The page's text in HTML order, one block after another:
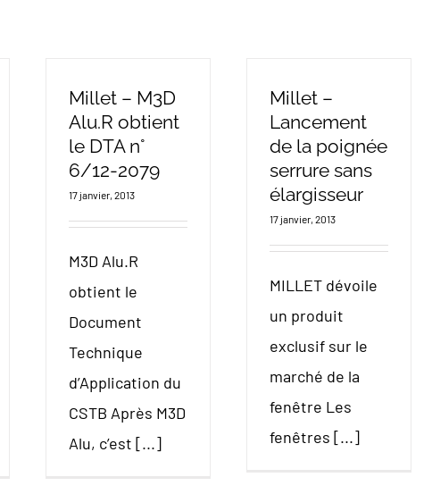
Millet – M3D
Alu.R obtient
le DTA n°
6/12-2079
17 janvier, 2013
M3D Alu.R
obtient le
Document
Technique
d’Application du
CSTB Après M3D
Alu, c’est [...]
Millet –
Lancement
de la poignée
serrure sans
élargisseur
17 janvier, 2013
MILLET dévoile
un produit
exclusif sur le
marché de la
fenêtre Les
fenêtres [...]